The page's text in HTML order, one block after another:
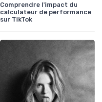
Comprendre l'impact du
calculateur de performance
sur TikTok